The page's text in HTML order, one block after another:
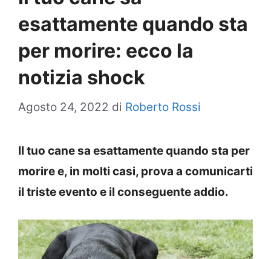
esattamente quando sta
per morire: ecco la
notizia shock
Agosto 24, 2022 di Roberto Rossi
Il tuo cane sa esattamente quando sta per
morire e, in molti casi, prova a comunicarti
il triste evento e il conseguente addio.